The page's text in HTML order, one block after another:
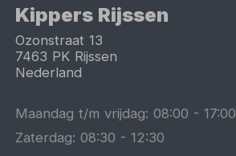
Kippers Rijssen
Ozonstraat 13
7463 PK Rijssen
Nederland
Maandag t/m vrijdag:08:00 -17:00
Zaterdag:08:30 -12:30